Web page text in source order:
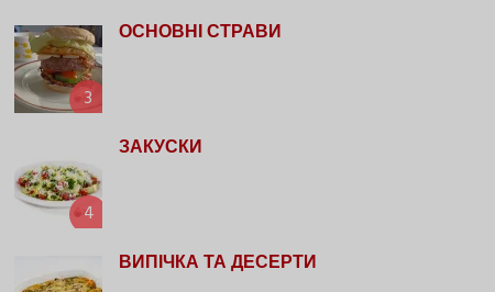
3
ОСНОВНІ СТРАВИ
4
ЗАКУСКИ
ВИПІЧКА ТА ДЕСЕРТИ